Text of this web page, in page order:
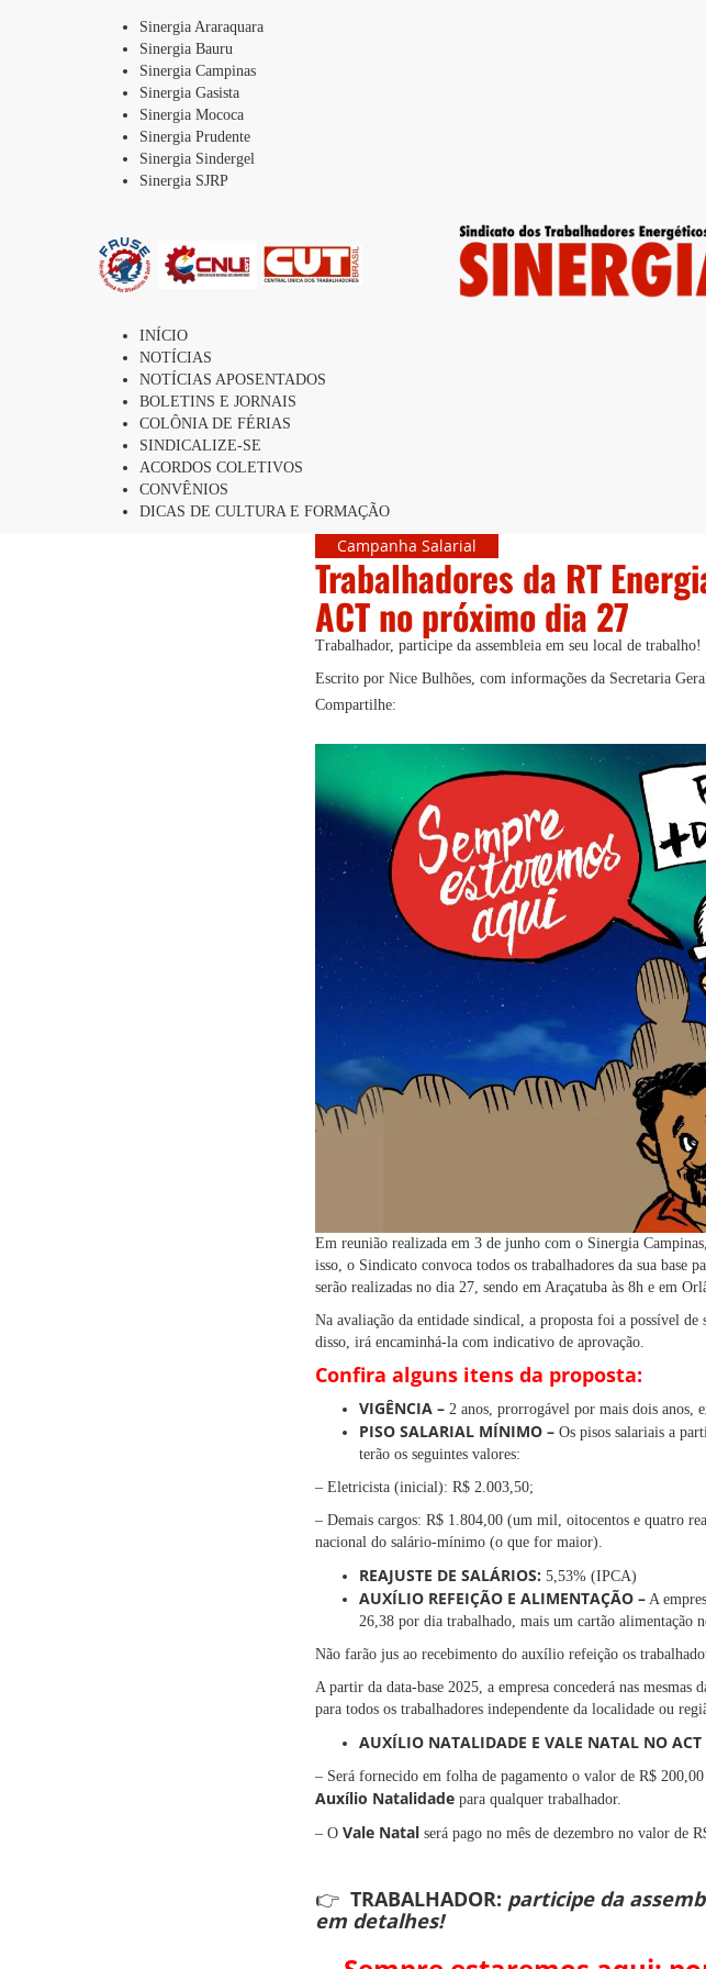
Sinergia Araraquara
Sinergia Bauru
Sinergia Campinas
Sinergia Gasista
Sinergia Mococa
Sinergia Prudente
Sinergia Sindergel
Sinergia SJRP
INÍCIO
NOTÍCIAS
NOTÍCIAS APOSENTADOS
BOLETINS E JORNAIS
COLÔNIA DE FÉRIAS
SINDICALIZE-SE
ACORDOS COLETIVOS
CONVÊNIOS
DICAS DE CULTURA E FORMAÇÃO
Campanha Salarial
Trabalhadores da RT
ACT no próximo dia 27
Trabalhador, participe da assembleia em seu local de trabalho!
Escrito por Nice Bulhões, com informações da Secretaria
Compartilhe:
Em reunião realizada em 3 de junho com o Sinergia
isso, o Sindicato convoca todos os trabalhadores da sua base
serão realizadas no dia 27, sendo em Araçatuba às 8h e em
Na avaliação da entidade sindical, a proposta foi a possível
disso, irá encaminhá-la com indicativo de aprovação.
Confira alguns itens da proposta:
VIGÊNCIA – 2 anos, prorrogável por mais dois anos,
PISO SALARIAL MÍNIMO – Os pisos salariais a
terão os seguintes valores:
– Eletricista (inicial): R$ 2.003,50;
– Demais cargos: R$ 1.804,00 (um mil, oitocentos e quatro
nacional do salário-mínimo (o que for maior).
REAJUSTE DE SALÁRIOS: 5,53% (IPCA)
AUXÍLIO REFEIÇÃO E ALIMENTAÇÃO – A
26,38 por dia trabalhado, mais um cartão alimentação
Não farão jus ao recebimento do auxílio refeição os
A partir da data-base 2025, a empresa concederá nas
para todos os trabalhadores independente da localidade ou
AUXÍLIO NATALIDADE E VALE NATAL NO ACT
– Será fornecido em folha de pagamento o valor de R$
Auxílio Natalidade para qualquer trabalhador.
– O Vale Natal será pago no mês de dezembro no valor de
👉 TRABALHADOR: participe da
em detalhes!